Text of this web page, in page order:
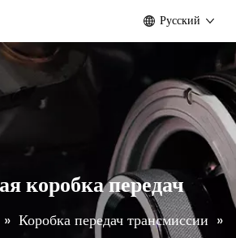
Pусский
коробка передач
» Коробка передач трансмиссии »